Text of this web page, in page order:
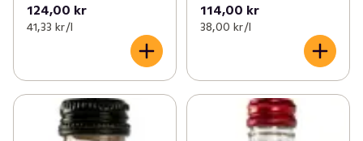
124,00 kr
41,33 kr /l
114,00 kr
38,00 kr /l